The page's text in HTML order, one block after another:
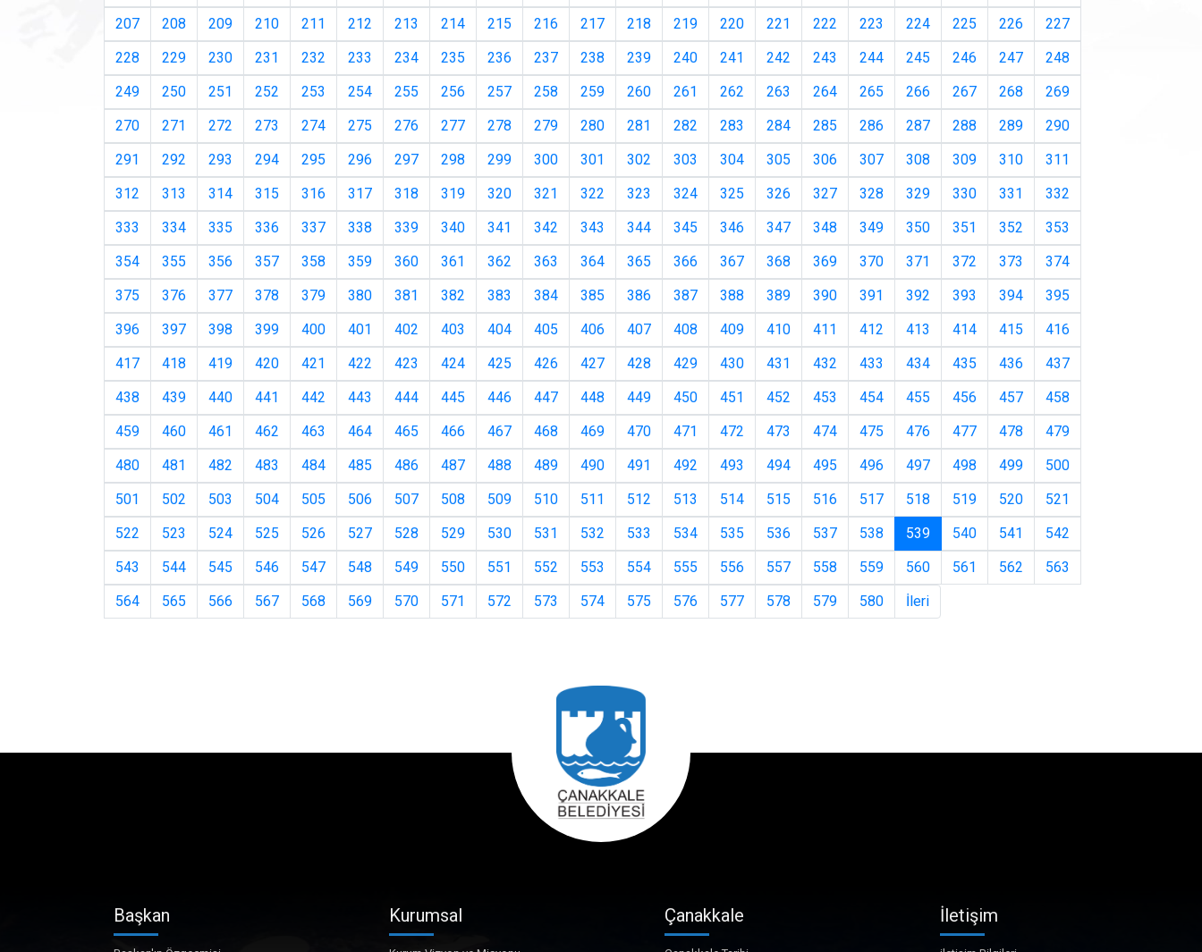
207
208 209 210 211 212 213 214 215 216 217 218 219 220 221 222 223 224 225 226
227
228
229 230 231 232 233 234 235 236 237 238 239 240 241 242 243 244 245 246 247
248
249
250 251 252 253 254 255 256 257 258 259 260 261 262 263 264 265 266 267 268
269
270
271 272 273 274 275 276 277 278 279 280 281 282 283 284 285 286 287 288 289
290
291
292 293 294 295 296 297 298 299 300 301 302 303 304 305 306 307 308 309 310
311
312
313 314 315 316 317 318 319 320 321 322 323 324 325 326 327 328 329 330 331
332
333
334 335 336 337 338 339 340 341 342 343 344 345 346 347 348 349 350 351 352
353
354
355 356 357 358 359 360 361 362 363 364 365 366 367 368 369 370 371 372 373
374
375
376 377 378 379 380 381 382 383 384 385 386 387 388 389 390 391 392 393 394
395
396
397 398 399 400 401 402 403 404 405 406 407 408 409 410 411 412 413 414 415
416
417
418 419 420 421 422 423 424 425 426 427 428 429 430 431 432 433 434 435 436
437
438
439 440 441 442 443 444 445 446 447 448 449 450 451 452 453 454 455 456 457
458
459
460 461 462 463 464 465 466 467 468 469 470 471 472 473 474 475 476 477 478
479
480
481 482 483 484 485 486 487 488 489 490 491 492 493 494 495 496 497 498 499
500
501
502 503 504 505 506 507 508 509 510 511 512 513 514 515 516 517 518 519 520
521
522
523 524 525 526 527 528 529 530 531 532 533 534 535 536 537 538 539(current)
540 541
542
543
544 545 546 547 548 549 550 551 552 553 554 555 556 557 558 559 560 561 562
563
564
565 566 567 568 569 570 571 572 573 574 575 576 577 578 579 580 İleri
Başkan Kurumsal Çanakkale İletişim